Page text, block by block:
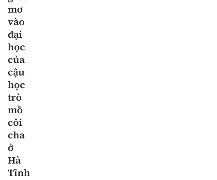
mơ
vào
đại
học
của
cậu
học
trò
mồ
côi
cha
ở
Hà
Tĩnh